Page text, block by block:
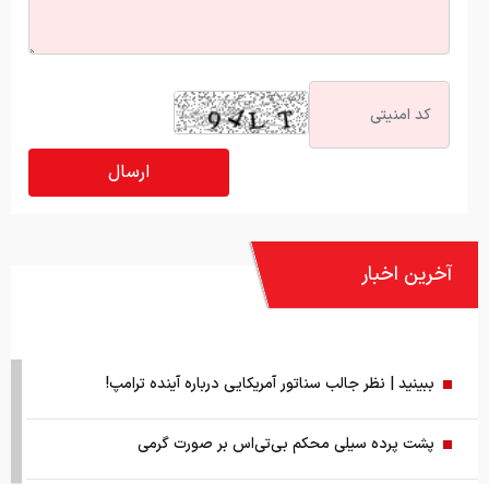
آخرین اخبار
ببینید | نظر جالب سناتور آمریکایی درباره آینده ترامپ!
پشت پرده سیلی محکم بی‌تی‌اس بر صورت گرمی